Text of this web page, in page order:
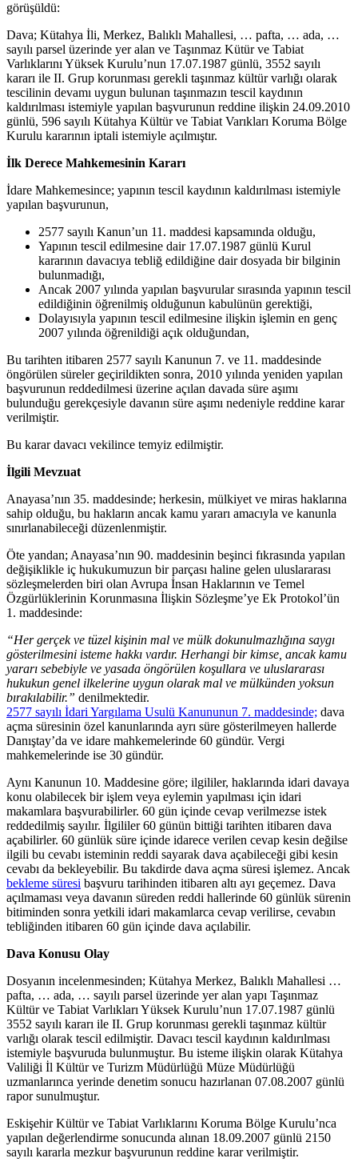
görüşüldü:
Dava; Kütahya İli, Merkez, Balıklı Mahallesi, … pafta, … ada, …
sayılı parsel üzerinde yer alan ve Taşınmaz Kütür ve Tabiat
Varlıklarını Yüksek Kurulu’nun 17.07.1987 günlü, 3552 sayılı
kararı ile II. Grup korunması gerekli taşınmaz kültür varlığı olarak
tescilinin devamı uygun bulunan taşınmazın tescil kaydının
kaldırılması istemiyle yapılan başvurunun reddine ilişkin 24.09.2010
günlü, 596 sayılı Kütahya Kültür ve Tabiat Varıkları Koruma Bölge
Kurulu kararının iptali istemiyle açılmıştır.
İlk Derece Mahkemesinin Kararı
İdare Mahkemesince; yapının tescil kaydının kaldırılması istemiyle
yapılan başvurunun,
2577 sayılı Kanun’un 11. maddesi kapsamında olduğu,
Yapının tescil edilmesine dair 17.07.1987 günlü Kurul
kararının davacıya tebliğ edildiğine dair dosyada bir bilginin
bulunmadığı,
Ancak 2007 yılında yapılan başvurular sırasında yapının tescil
edildiğinin öğrenilmiş olduğunun kabulünün gerektiği,
Dolayısıyla yapının tescil edilmesine ilişkin işlemin en genç
2007 yılında öğrenildiği açık olduğundan,
Bu tarihten itibaren 2577 sayılı Kanunun 7. ve 11. maddesinde
öngörülen süreler geçirildikten sonra, 2010 yılında yeniden yapılan
başvurunun reddedilmesi üzerine açılan davada süre aşımı
bulunduğu gerekçesiyle davanın süre aşımı nedeniyle reddine karar
verilmiştir.
Bu karar davacı vekilince temyiz edilmiştir.
İlgili Mevzuat
Anayasa’nın 35. maddesinde; herkesin, mülkiyet ve miras haklarına
sahip olduğu, bu hakların ancak kamu yararı amacıyla ve kanunla
sınırlanabileceği düzenlenmiştir.
Öte yandan; Anayasa’nın 90. maddesinin beşinci fıkrasında yapılan
değişiklikle iç hukukumuzun bir parçası haline gelen uluslararası
sözleşmelerden biri olan Avrupa İnsan Haklarının ve Temel
Özgürlüklerinin Korunmasına İlişkin Sözleşme’ye Ek Protokol’ün
1. maddesinde:
“Her gerçek ve tüzel kişinin mal ve mülk dokunulmazlığına saygı
gösterilmesini isteme hakkı vardır. Herhangi bir kimse, ancak kamu
yararı sebebiyle ve yasada öngörülen koşullara ve uluslararası
hukukun genel ilkelerine uygun olarak mal ve mülkünden yoksun
bırakılabilir.” denilmektedir.
2577 sayılı İdari Yargılama Usulü Kanununun 7. maddesinde; dava
açma süresinin özel kanunlarında ayrı süre gösterilmeyen hallerde
Danıştay’da ve idare mahkemelerinde 60 gündür. Vergi
mahkemelerinde ise 30 gündür.
Aynı Kanunun 10. Maddesine göre; ilgililer, haklarında idari davaya
konu olabilecek bir işlem veya eylemin yapılması için idari
makamlara başvurabilirler. 60 gün içinde cevap verilmezse istek
reddedilmiş sayılır. İlgililer 60 günün bittiği tarihten itibaren dava
açabilirler. 60 günlük süre içinde idarece verilen cevap kesin değilse
ilgili bu cevabı isteminin reddi sayarak dava açabileceği gibi kesin
cevabı da bekleyebilir. Bu takdirde dava açma süresi işlemez. Ancak
bekleme süresi başvuru tarihinden itibaren altı ayı geçemez. Dava
açılmaması veya davanın süreden reddi hallerinde 60 günlük sürenin
bitiminden sonra yetkili idari makamlarca cevap verilirse, cevabın
tebliğinden itibaren 60 gün içinde dava açılabilir.
Dava Konusu Olay
Dosyanın incelenmesinden; Kütahya Merkez, Balıklı Mahallesi …
pafta, … ada, … sayılı parsel üzerinde yer alan yapı Taşınmaz
Kültür ve Tabiat Varlıkları Yüksek Kurulu’nun 17.07.1987 günlü
3552 sayılı kararı ile II. Grup korunması gerekli taşınmaz kültür
varlığı olarak tescil edilmiştir. Davacı tescil kaydının kaldırılması
istemiyle başvuruda bulunmuştur. Bu isteme ilişkin olarak Kütahya
Valiliği İl Kültür ve Turizm Müdürlüğü Müze Müdürlüğü
uzmanlarınca yerinde denetim sonucu hazırlanan 07.08.2007 günlü
rapor sunulmuştur.
Eskişehir Kültür ve Tabiat Varlıklarını Koruma Bölge Kurulu’nca
yapılan değerlendirme sonucunda alınan 18.09.2007 günlü 2150
sayılı kararla mezkur başvurunun reddine karar verilmiştir.